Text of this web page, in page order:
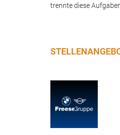
trennte diese